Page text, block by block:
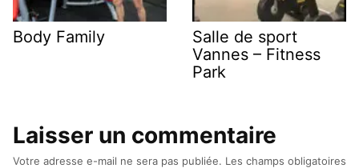
Body Family
Salle de sport
Vannes – Fitness
Park
Laisser un commentaire
Votre adresse e-mail ne sera pas publiée. Les champs obligatoires